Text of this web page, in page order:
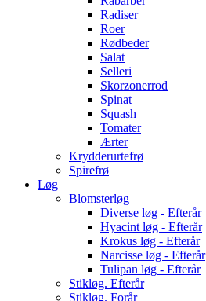
Radiser
Roer
Rødbeder
Salat
Selleri
Skorzonerrod
Spinat
Squash
Tomater
Ærter
Krydderurtefrø
Spirefrø
Løg
Blomsterløg
Diverse løg - Efterår
Hyacint løg - Efterår
Krokus løg - Efterår
Narcisse løg - Efterår
Tulipan løg - Efterår
Stikløg. Efterår
Stikløg. Forår